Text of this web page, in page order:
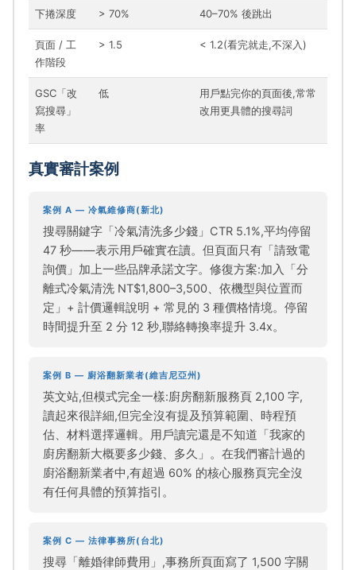
下捲深度 > 70% 40–70% 後跳出
頁面 / 工
作階段
> 1.5 < 1.2(看完就走,不深入)
GSC「改
寫搜尋」
率
低
用戶點完你的頁面後,常常
改用更具體的搜尋詞
真實審計案例
案例 A — 冷氣維修商(新北)
搜尋關鍵字「冷氣清洗多少錢」CTR 5.1%,平均停留
47 秒——表示用戶確實在讀。但頁面只有「請致電
詢價」加上一些品牌承諾文字。修復方案:加入「分
離式冷氣清洗 NT$1,800–3,500、依機型與位置而
定」+ 計價邏輯說明 + 常見的 3 種價格情境。停留
時間提升至 2 分 12 秒,聯絡轉換率提升 3.4x。
案例 B — 廚浴翻新業者(維吉尼亞州)
英文站,但模式完全一樣:廚房翻新服務頁 2,100 字,
讀起來很詳細,但完全沒有提及預算範圍、時程預
估、材料選擇邏輯。用戶讀完還是不知道「我家的
廚房翻新大概要多少錢、多久」。在我們審計過的
廚浴翻新業者中,有超過 60% 的核心服務頁完全沒
有任何具體的預算指引。
案例 C — 法律事務所(台北)
搜尋「離婚律師費用」,事務所頁面寫了 1,500 字關